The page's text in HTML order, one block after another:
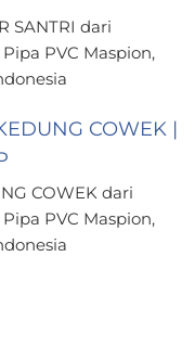
SANTRI dari
PVC Maspion,
COWEK |
COWEK dari
PVC Maspion,